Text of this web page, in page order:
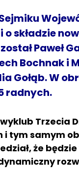
składzie
Paweł
Bochnak i
Gołąb. W
radnych.
Trzecia
i tym samym
że